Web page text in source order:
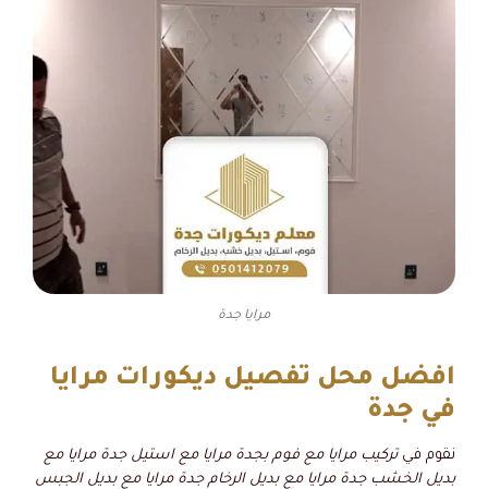
مرايا جدة
افضل محل تفصيل ديكورات مرايا
في جدة
نقوم فيتركيب مرايا مع فوم بجدة مرايا مع استيل جدة مرايا مع
بديل الخشب جدة مرايا مع بديل الرخام جدة مرايا مع بديل الجبس